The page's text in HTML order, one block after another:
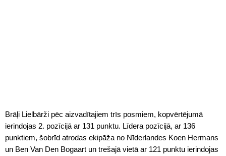
Brāļi Lielbārži pēc aizvadītajiem trīs posmiem, kopvērtējumā
ierindojas 2. pozīcijā ar 131 punktu. Līdera pozīcijā, ar 136
punktiem, šobrīd atrodas ekipāža no Nīderlandes Koen Hermans
un Ben Van Den Bogaart un trešajā vietā ar 121 punktu ierindojas